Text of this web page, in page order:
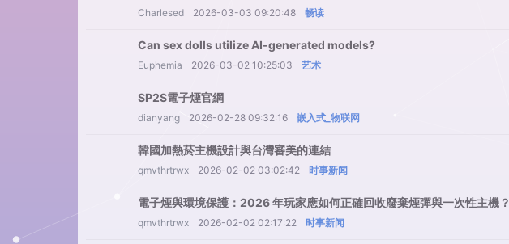
Charlesed 2026-03-03 09:20:48 畅读
Can sex dolls utilize AI-generated models?
Euphemia 2026-03-02 10:25:03 艺术
SP2S電子煙官網
dianyang 2026-02-28 09:32:16 嵌入式_物联网
韓國加熱菸主機設計與台灣審美的連結
qmvthrtrwx 2026-02-02 03:02:42 时事新闻
電子煙與環境保護：2026 年玩家應如何正確回收廢棄煙彈與一次性主機？
qmvthrtrwx 2026-02-02 02:17:22 时事新闻